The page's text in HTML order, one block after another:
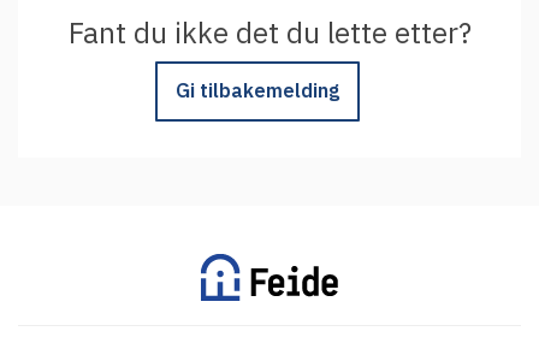
Fant du ikke det du lette etter?
Gi tilbakemelding